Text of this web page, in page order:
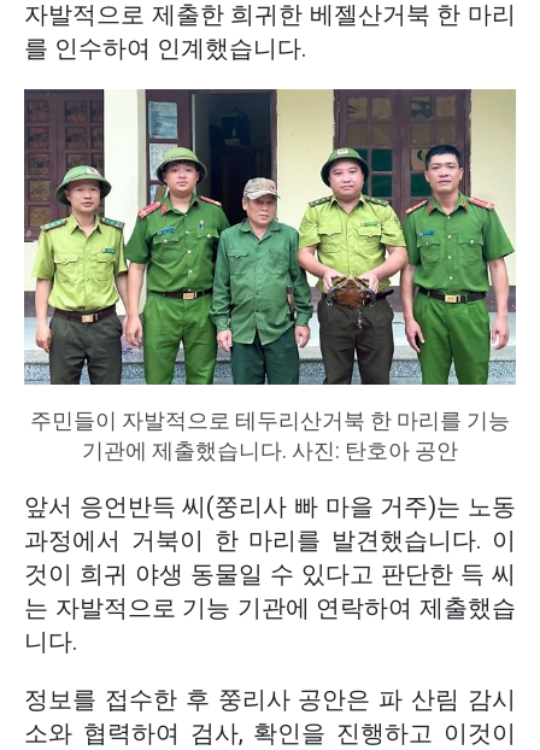
자발적으로 제출한 희귀한 베젤산거북 한 마리
를 인수하여 인계했습니다.
주민들이 자발적으로 테두리산거북 한 마리를 기능
기관에 제출했습니다. 사진: 탄호아 공안
앞서 응언반득 씨(쭝리사 빠 마을 거주)는 노동
과정에서 거북이 한 마리를 발견했습니다. 이
것이 희귀 야생 동물일 수 있다고 판단한 득 씨
는 자발적으로 기능 기관에 연락하여 제출했습
니다.
정보를 접수한 후 쭝리사 공안은 파 산림 감시
소와 협력하여 검사, 확인을 진행하고 이것이